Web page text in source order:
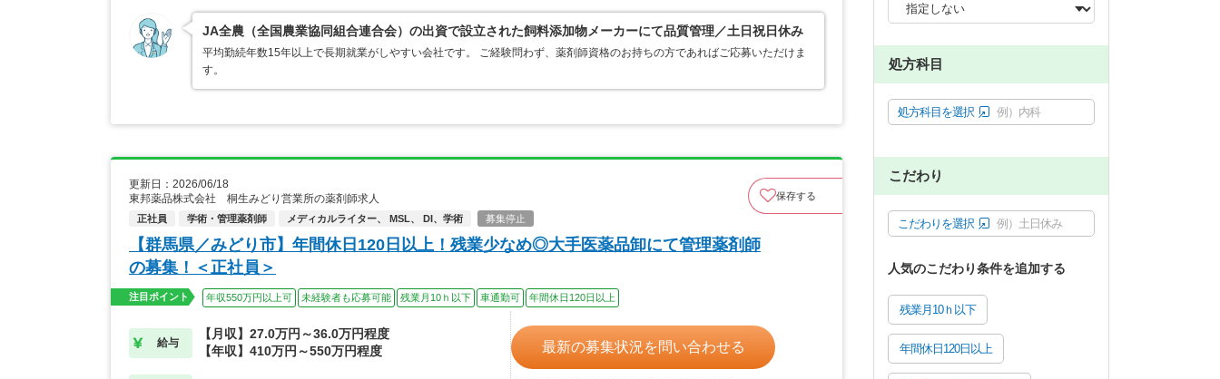
JA全農（全国農業協同組合連合会）の出資で設立された飼料添加物メーカーにて品質管理／土日祝日休み
平均勤続年数15年以上で長期就業がしやすい会社です。 ご経験問わず、薬剤師資格のお持ちの方であればご応募いただけま
す。
更新日：2026/06/18
東邦薬品株式会社 桐生みどり営業所の薬剤師求人
正社員 学術・管理薬剤師 メディカルライター、 MSL、 DI、学術 募集停止
保存する
【群馬県／みどり市】年間休日120日以上！残業少なめ◎大手医薬品卸にて管理薬剤師
の募集！＜正社員＞
注目ポイント 年収550万円以上可 未経験者も応募可能 残業月10ｈ以下 車通勤可 年間休日120日以上
給与
【月収】27.0万円～36.0万円程度
【年収】410万円～550万円程度
最新の募集状況を問い合わせる
処方科目
処方科目を選択 例）内科
こだわり
こだわりを選択 例）土日休み
人気のこだわり条件を追加する
残業月10ｈ以下
年間休日120日以上